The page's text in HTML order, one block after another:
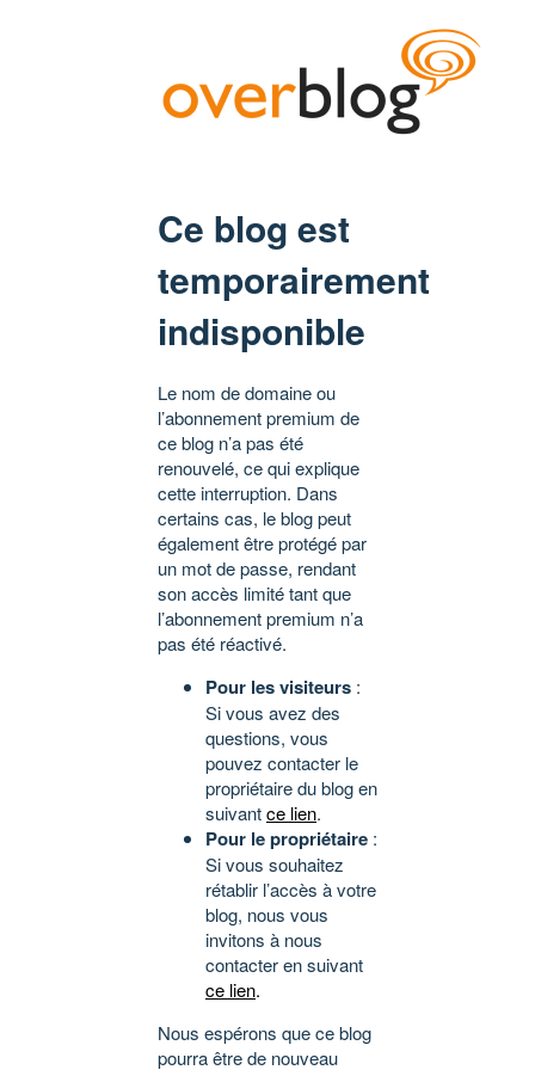
Ce blog est
temporairement
indisponible
Le nom de domaine ou
l’abonnement premium de
ce blog n’a pas été
renouvelé, ce qui explique
cette interruption. Dans
certains cas, le blog peut
également être protégé par
un mot de passe, rendant
son accès limité tant que
l’abonnement premium n’a
pas été réactivé.
Pour les visiteurs :
Si vous avez des
questions, vous
pouvez contacter le
propriétaire du blog en
suivantce lien.
Pour le propriétaire :
Si vous souhaitez
rétablir l’accès à votre
blog, nous vous
invitons à nous
contacter en suivant
ce lien.
Nous espérons que ce blog
pourra être de nouveau